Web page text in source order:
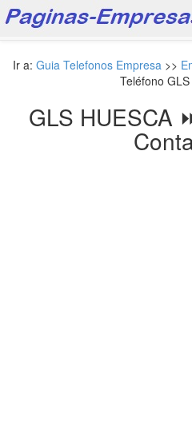
Ir a: Guia Telefonos Empresa >>
Teléfono
GLS HUESCA